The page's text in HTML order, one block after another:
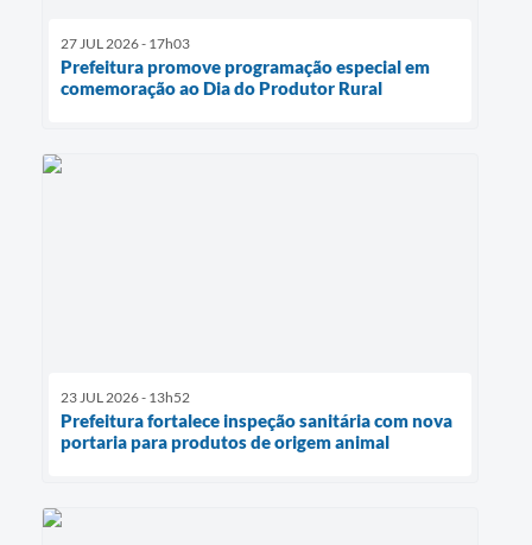
27 JUL 2026 - 17h03
Prefeitura promove programação especial em
comemoração ao Dia do Produtor Rural
23 JUL 2026 - 13h52
Prefeitura fortalece inspeção sanitária com nova
portaria para produtos de origem animal